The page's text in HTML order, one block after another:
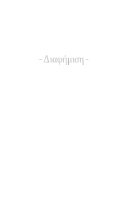
- Διαφήμιση -